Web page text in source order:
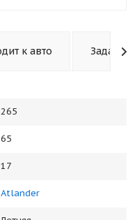
к авто Задать
265
65
17
Atlander